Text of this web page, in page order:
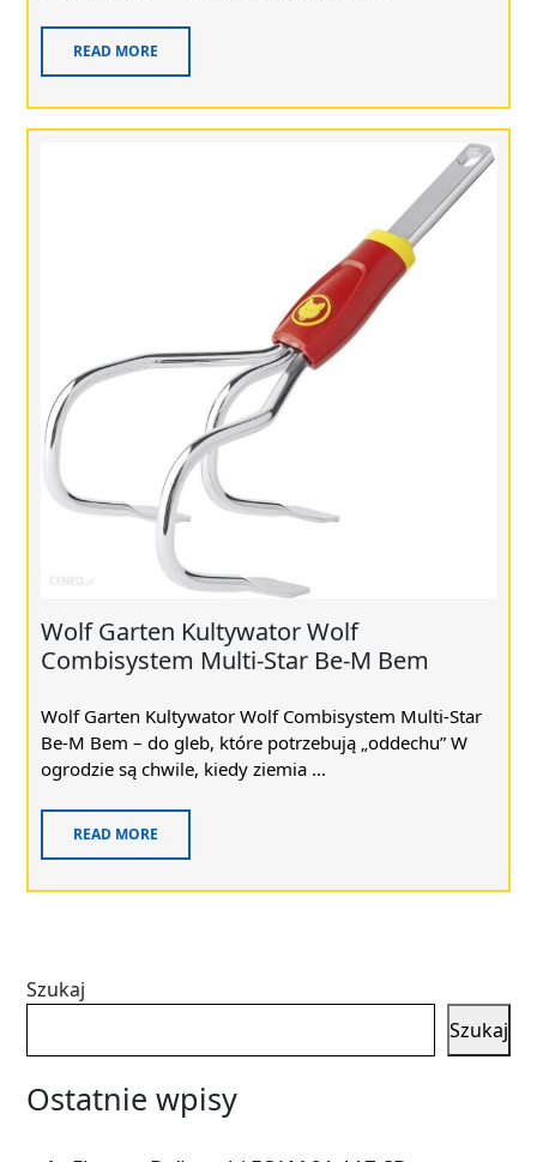
READ MORE
Wolf Garten Kultywator Wolf
Combisystem Multi-Star Be-M Bem
Wolf Garten Kultywator Wolf Combisystem Multi-Star
Be-M Bem – do gleb, które potrzebują „oddechu” W
ogrodzie są chwile, kiedy ziemia ...
READ MORE
Szukaj
Szukaj
Ostatnie wpisy